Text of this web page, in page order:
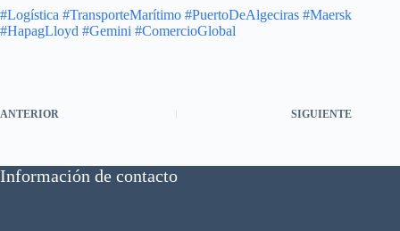
#Logística #TransporteMarítimo #PuertoDeAlgeciras #Maersk
#HapagLloyd #Gemini #ComercioGlobal
ANTERIOR SIGUIENTE
Información de contacto